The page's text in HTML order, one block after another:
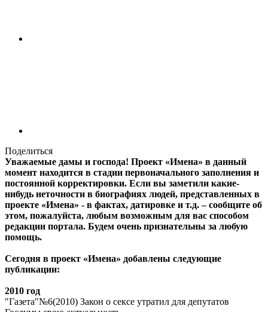
Поделиться
Уважаемые дамы и господа! Проект «Имена» в данный
момент находится в стадии первоначального заполнения и
постоянной корректировки. Если вы заметили какие-
нибудь неточности в биографиях людей, представленных в
проекте «Имена» - в фактах, датировке и т.д. – сообщите об
этом, пожалуйста, любым возможным для вас способом
редакции портала. Будем очень признательны за любую
помощь.
Сегодня в проект «Имена» добавлены следующие
публикации:
2010 год
"Газета"№6(2010) Закон о сексе утратил для депутатов